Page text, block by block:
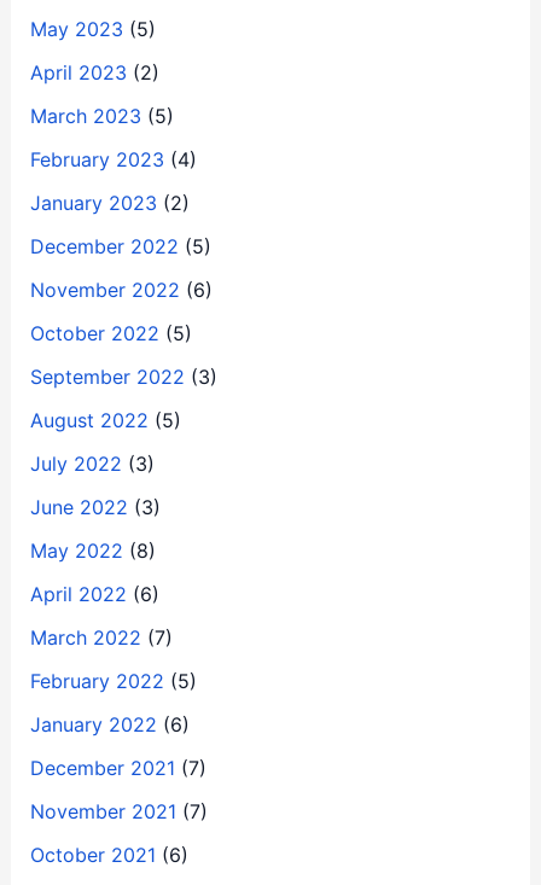
May 2023 (5)
April 2023 (2)
March 2023 (5)
February 2023 (4)
January 2023 (2)
December 2022 (5)
November 2022 (6)
October 2022 (5)
September 2022 (3)
August 2022 (5)
July 2022 (3)
June 2022 (3)
May 2022 (8)
April 2022 (6)
March 2022 (7)
February 2022 (5)
January 2022 (6)
December 2021 (7)
November 2021 (7)
October 2021 (6)